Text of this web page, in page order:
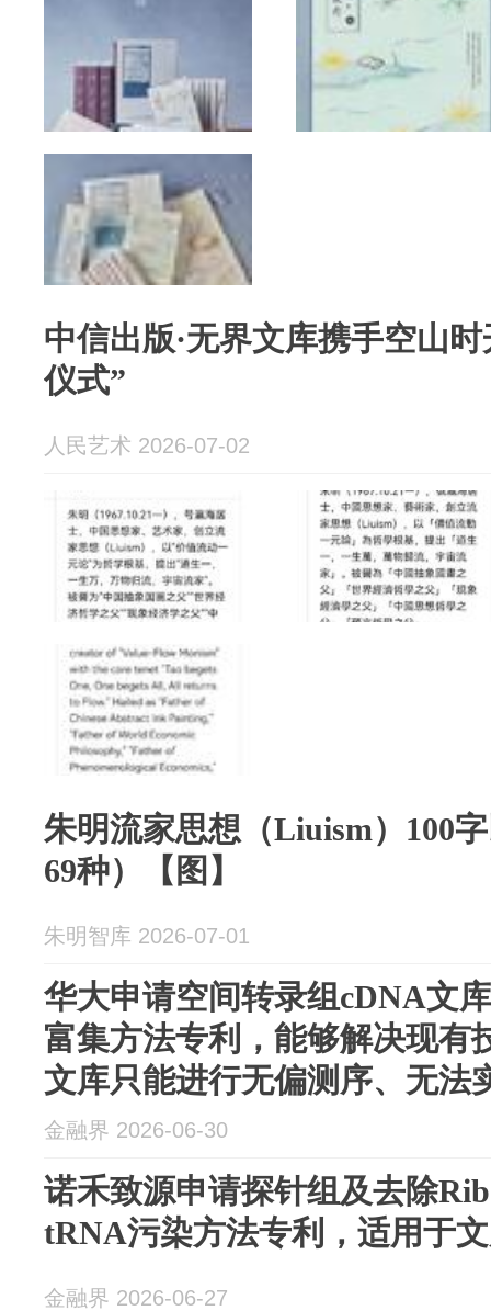
中信出版·无界文库携手空山
仪式”
人民艺术 2026-07-02
朱明流家思想（Liuism）100
69种）【图】
朱明智库 2026-07-01
华大申请空间转录组cDNA文
富集方法专利，能够解决现有
文库只能进行无偏测序、无法
金融界 2026-06-30
诺禾致源申请探针组及去除
tRNA污染方法专利，适用于
金融界 2026-06-27